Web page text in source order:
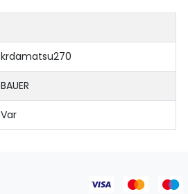
krdamatsu270
BAUER
Var